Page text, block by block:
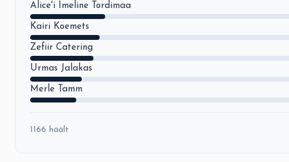
Alice'i Imeline Tordimaa
Kairi Koemets
Zefiir Catering
Urmas Jalakas
Merle Tamm
1166 häält